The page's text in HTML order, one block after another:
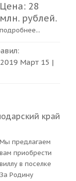
Цена: 28
млн. рублей.
подробнее...
2019 Март 15 |
край
Мы предлагаем
вам приобрести
виллу в поселке
За Родину